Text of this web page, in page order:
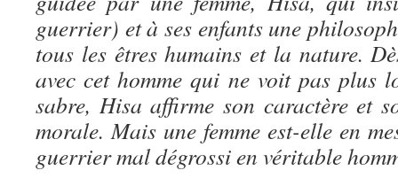
guerrier) et à ses enfants une
tous les êtres humains et la nature.
avec cet homme qui ne voit pas plus
sabre, Hisa affirme son caractère et
morale. Mais une femme est-elle en
guerrier mal dégrossi en véritable